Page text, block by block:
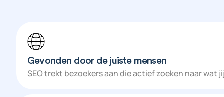
Gevonden door de juiste mensen
SEO trekt bezoekers aan die actief zoeken naar wat